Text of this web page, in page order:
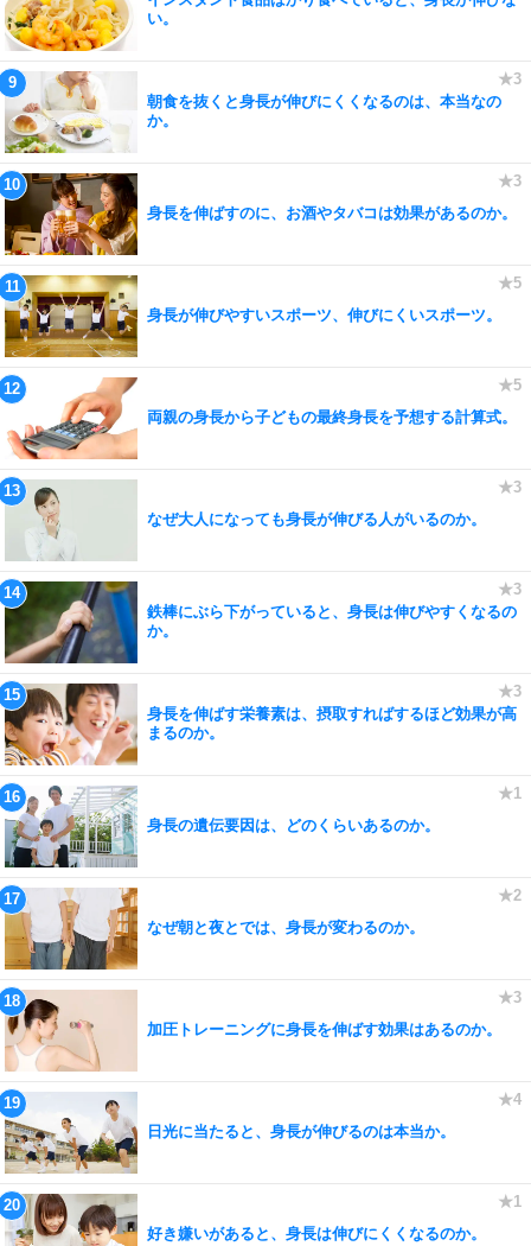
い。
朝食を抜くと身長が伸びにくくなるのは、本当なの
か。
身長を伸ばすのに、お酒やタバコは効果があるのか。
身長が伸びやすいスポーツ、伸びにくいスポーツ。
両親の身長から子どもの最終身長を予想する計算式。
なぜ大人になっても身長が伸びる人がいるのか。
鉄棒にぶら下がっていると、身長は伸びやすくなるの
か。
身長を伸ばす栄養素は、摂取すればするほど効果が高
まるのか。
身長の遺伝要因は、どのくらいあるのか。
なぜ朝と夜とでは、身長が変わるのか。
加圧トレーニングに身長を伸ばす効果はあるのか。
日光に当たると、身長が伸びるのは本当か。
好き嫌いがあると、身長は伸びにくくなるのか。